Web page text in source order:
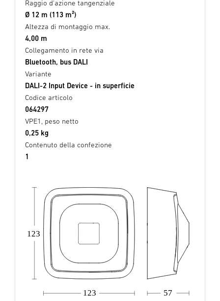
Raggio d'azione tangenziale
Ø 12 m (113 m²)
Altezza di montaggio max.
4,00 m
Collegamento in rete via
Bluetooth, bus DALI
Variante
DALI-2 Input Device - in superficie
Codice articolo
064297
VPE1, peso netto
0,25 kg
Contenuto della confezione
1
123
123 57